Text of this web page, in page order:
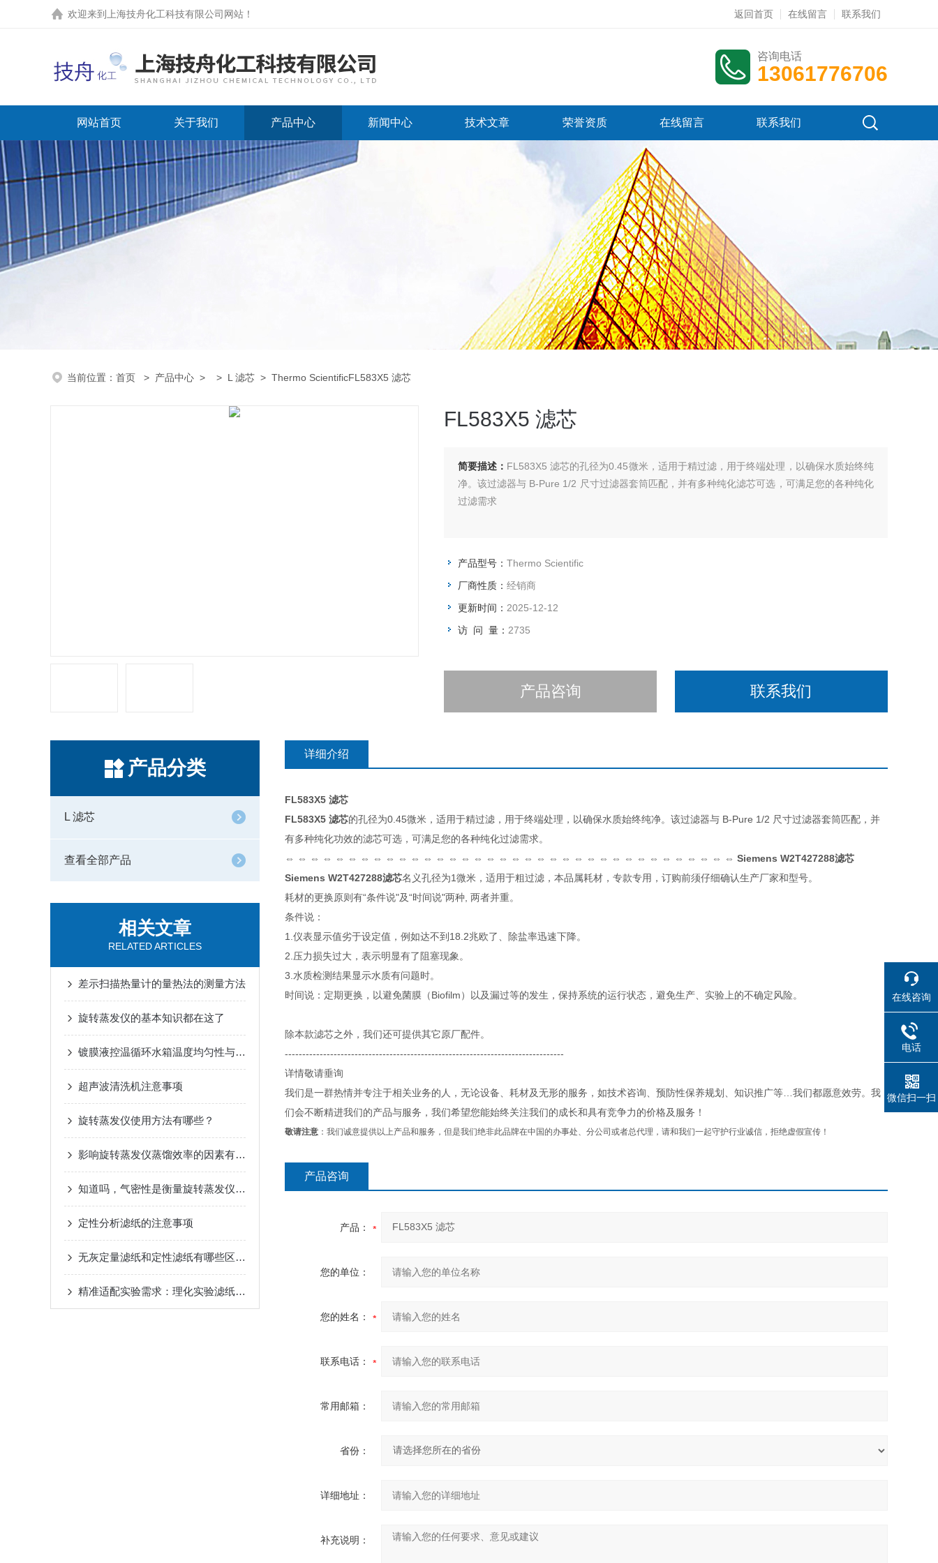
欢迎来到上海技舟化工科技有限公司网站！ 返回首页 在线留言 联系我们
咨询电话
13061776706
网站首页 关于我们 产品中心 新闻中心 技术文章 荣誉资质 在线留言 联系我们
当前位置： 首页 > 产品中心 > > L 滤芯 > Thermo ScientificFL583X5 滤芯
FL583X5 滤芯
简要描述： FL583X5 滤芯的孔径为0.45微米，适用于精过滤，用于终端处理，以确保水质始终纯
净。该过滤器与 B-Pure 1/2 尺寸过滤器套筒匹配，并有多种纯化滤芯可选，可满足您的各种纯化
过滤需求
产品型号： Thermo Scientific
厂商性质： 经销商
更新时间： 2025-12-12
访 问 量： 2735
产品咨询 联系我们
产品分类
L 滤芯
查看全部产品
相关文章
RELATED ARTICLES
差示扫描热量计的量热法的测量方法
旋转蒸发仪的基本知识都在这了
镀膜液控温循环水箱温度均匀性与换热性能研究
超声波清洗机注意事项
旋转蒸发仪使用方法有哪些？
影响旋转蒸发仪蒸馏效率的因素有哪些？
知道吗，气密性是衡量旋转蒸发仪的质量标准
定性分析滤纸的注意事项
无灰定量滤纸和定性滤纸有哪些区别?
精准适配实验需求：理化实验滤纸类型全解析
详细介绍
FL583X5 滤芯
FL583X5 滤芯的孔径为0.45微米，适用于精过滤，用于终端处理，以确保水质始终纯净。该过滤器与 B-Pure 1/2 尺寸过滤器套筒匹配，并
有多种纯化功效的滤芯可选，可满足您的各种纯化过滤需求。
⇔ ⇔ ⇔ ⇔ ⇔ ⇔ ⇔ ⇔ ⇔ ⇔ ⇔ ⇔ ⇔ ⇔ ⇔ ⇔ ⇔ ⇔ ⇔ ⇔ ⇔ ⇔ ⇔ ⇔ ⇔ ⇔ ⇔ ⇔ ⇔ ⇔ ⇔ ⇔ ⇔ ⇔ ⇔ ⇔ Siemens W2T427288滤芯
Siemens W2T427288滤芯名义孔径为1微米，适用于粗过滤，本品属耗材，专款专用，订购前须仔细确认生产厂家和型号。
耗材的更换原则有“条件说"及“时间说"两种, 两者并重。
条件说：
1.仪表显示值劣于设定值，例如达不到18.2兆欧了、除盐率迅速下降。
2.压力损失过大，表示明显有了阻塞现象。
3.水质检测结果显示水质有问题时。
时间说：定期更换，以避免菌膜（Biofilm）以及漏过等的发生，保持系统的运行状态，避免生产、实验上的不确定风险。
除本款滤芯之外，我们还可提供其它原厂配件。
--------------------------------------------------------------------------------
详情敬请垂询
我们是一群热情并专注于相关业务的人，无论设备、耗材及无形的服务，如技术咨询、预防性保养规划、知识推广等…我们都愿意效劳。我
们会不断精进我们的产品与服务，我们希望您能始终关注我们的成长和具有竞争力的价格及服务！
敬请注意 ：我们诚意提供以上产品和服务，但是我们绝非此品牌在中国的办事处、分公司或者总代理，请和我们一起守护行业诚信，拒绝虚假宣传！
产品咨询
产品：
您的单位：
您的姓名：
联系电话：
常用邮箱：
省份：
详细地址：
补充说明：
在线咨询
电话
微信扫一扫